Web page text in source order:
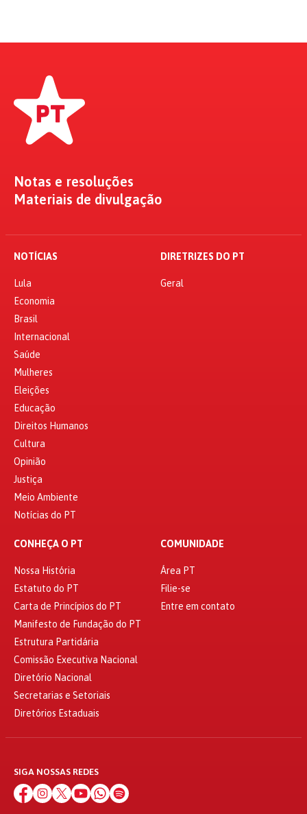
Notas e resoluções
Materiais de divulgação
NOTÍCIAS
Lula
Economia
Brasil
Internacional
Saúde
Mulheres
Eleições
Educação
Direitos Humanos
Cultura
Opinião
Justiça
Meio Ambiente
Notícias do PT
DIRETRIZES DO PT
Geral
CONHEÇA O PT
Nossa História
Estatuto do PT
Carta de Princípios do PT
Manifesto de Fundação do PT
Estrutura Partidária
Comissão Executiva Nacional
Diretório Nacional
Secretarias e Setoriais
Diretórios Estaduais
COMUNIDADE
Área PT
Filie-se
Entre em contato
SIGA NOSSAS REDES